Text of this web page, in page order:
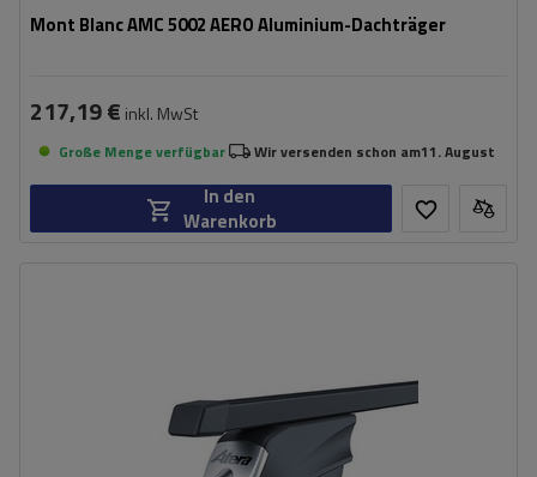
Mont Blanc AMC 5002 AERO Aluminium-Dachträger
217,19 € inkl. MwSt
Große Menge verfügbar Wir versenden schon am11. August
In den
Warenkorb